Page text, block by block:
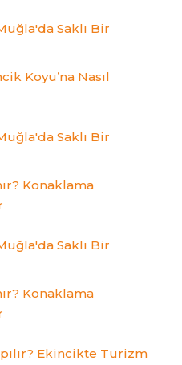
Saklı Bir
Koyu’na Nasıl
Saklı Bir
Konaklama
Saklı Bir
Konaklama
Ekincikte Turizm